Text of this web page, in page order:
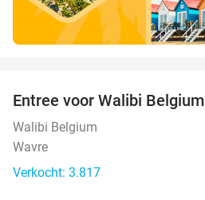
Entree voor Walibi Belgium
Walibi Belgium
Wavre
Verkocht: 3.817